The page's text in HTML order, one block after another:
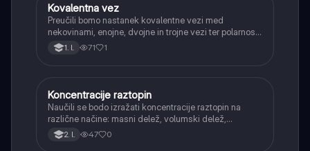
Kemija
Kovalentna vez
Preučili bomo nastanek kovalentne vezi med
nekovinami, enojne, dvojne in trojne vezi ter polarnost
vezi.1. l. 71 1
Kemija
Koncentracije raztopin
Naučili se bodo izražati koncentracije raztopin na
različne načine: masni delež, volumski delež,
množinska koncentracija in masna koncentracija.
2. l. 47 0